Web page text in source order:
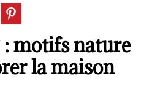
motifs nature
la maison